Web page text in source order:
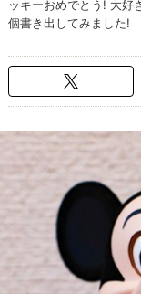
ッキーおめでとう! 大好
個書き出してみました!